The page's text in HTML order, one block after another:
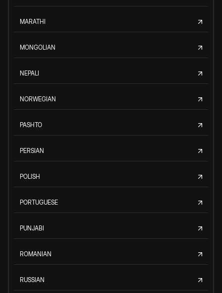
MARATHI
MONGOLIAN
NEPALI
NORWEGIAN
PASHTO
PERSIAN
POLISH
PORTUGUESE
PUNJABI
ROMANIAN
RUSSIAN